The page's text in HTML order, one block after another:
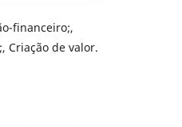
financeiro;,
Criação de valor.